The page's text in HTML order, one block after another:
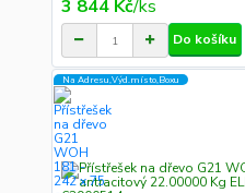
3 844 Kč/ks
Do košíku
Na Adresu,Výd.místo,Boxu